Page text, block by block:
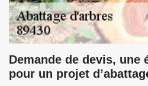
Demande de devis, une
pour un projet